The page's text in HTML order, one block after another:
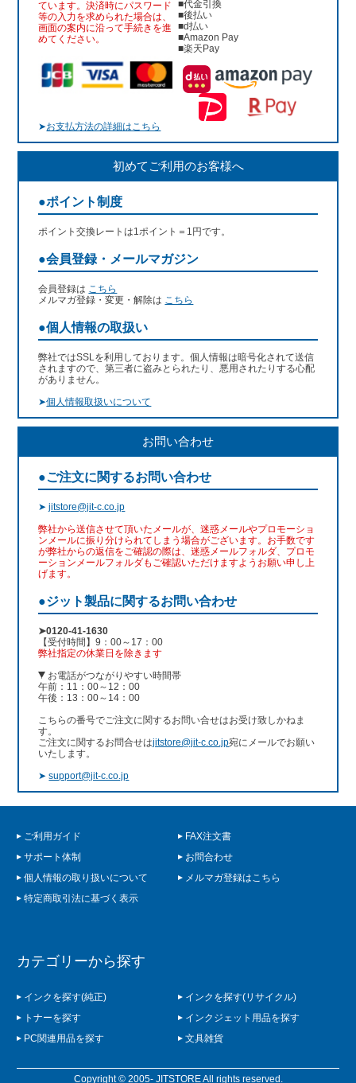
ています。決済時にパスワード
等の入力を求められた場合は、
画面の案内に沿って手続きを進
めてください。
■代金引換
■後払い
■d払い
■Amazon Pay
■楽天Pay
➤お支払方法の詳細はこちら
初めてご利用のお客様へ
●ポイント制度
ポイント交換レートは1ポイント＝1円です。
●会員登録・メールマガジン
会員登録は こちら
メルマガ登録・変更・解除は こちら
●個人情報の取扱い
弊社ではSSLを利用しております。個人情報は暗号化されて送信
されますので、第三者に盗みとられたり、悪用されたりする心配
がありません。
➤個人情報取扱いについて
お問い合わせ
●ご注文に関するお問い合わせ
➤jitstore@jit-c.co.jp
弊社から送信させて頂いたメールが、迷惑メールやプロモーショ
ンメールに振り分けられてしまう場合がございます。お手数です
が弊社からの返信をご確認の際は、迷惑メールフォルダ、プロモ
ーションメールフォルダもご確認いただけますようお願い申し上
げます。
●ジット製品に関するお問い合わせ
➤0120-41-1630
【受付時間】9：00～17：00
弊社指定の休業日を除きます
お電話がつながりやすい時間帯
午前：11：00～12：00
午後：13：00～14：00
こちらの番号でご注文に関するお問い合せはお受け致しかねま
す。
ご注文に関するお問合せはjitstore@jit-c.co.jp宛にメールでお願い
いたします。
➤support@jit-c.co.jp
ご利用ガイド
FAX注文書
サポート体制
お問合わせ
個人情報の取り扱いについて
メルマガ登録はこちら
特定商取引法に基づく表示
カテゴリーから探す
インクを探す(純正)
インクを探す(リサイクル)
トナーを探す
インクジェット用品を探す
PC関連用品を探す
文具雑貨
Copyright © 2005- JITSTORE All rights reserved.